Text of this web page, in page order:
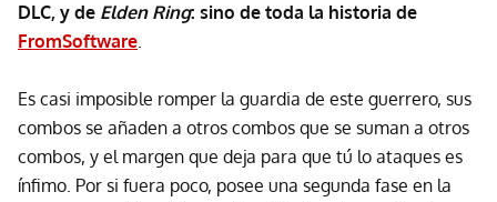
DLC, y de Elden Ring: sino de toda la historia de
FromSoftware.
Es casi imposible romper la guardia de este guerrero, sus
combos se añaden a otros combos que se suman a otros
combos, y el margen que deja para que tú lo ataques es
ínfimo. Por si fuera poco, posee una segunda fase en la